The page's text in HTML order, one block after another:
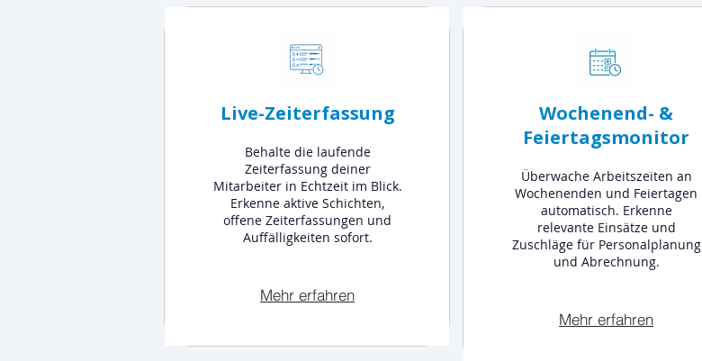
Live-Zeiterfassung
Behalte die laufende
Zeiterfassung deiner
Mitarbeiter in Echtzeit im Blick.
Erkenne aktive Schichten,
offene Zeiterfassungen und
Auffälligkeiten sofort.
Mehr erfahren
Wochenend- &
Feiertagsmonitor
Überwache Arbeitszeiten an
Wochenenden und Feiertagen
automatisch. Erkenne
relevante Einsätze und
Zuschläge für Personalplanung
und Abrechnung.
Mehr erfahren